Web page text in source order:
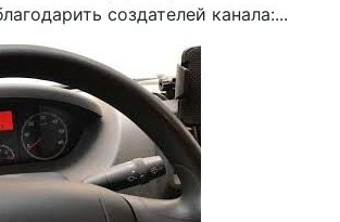
создателей канала:...